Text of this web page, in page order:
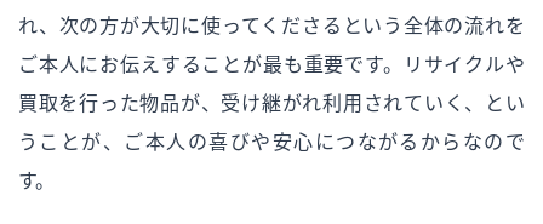
れ、次の方が大切に使ってくださるという全体の流れを
ご本人にお伝えすることが最も重要です。リサイクルや
買取を行った物品が、受け継がれ利用されていく、とい
うことが、ご本人の喜びや安心につながるからなので
す。